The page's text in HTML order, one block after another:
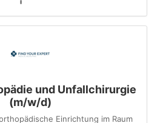
und Unfallchirurgie
(m/w/d)
Einrichtung im Raum